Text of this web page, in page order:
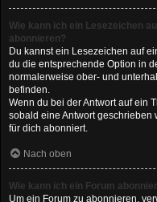
Wie kann ich ein Lesezeichen
abonnieren?
Du kannst ein Lesezeichen auf
du die entsprechende Option in
normalerweise ober- und
befinden.
Wenn du bei der Antwort auf ein
sobald eine Antwort geschrieben
für dich abonniert.
Nach oben
Wie kann ich ein Forum
Um ein Forum zu abonnieren,